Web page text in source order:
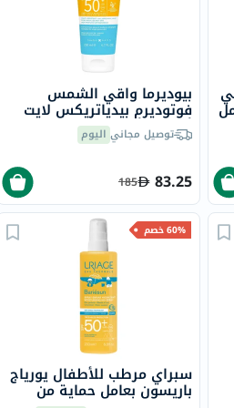
بيوديرما واقي الشمس
فوتوديرم بيدياتريكس لايت
أس بي أف 50+ 200 مل
توصيل مجاني اليوم
83.25
185
60% خصم
سبراي مرطب للأطفال يورياج
باريسون بعامل حماية من